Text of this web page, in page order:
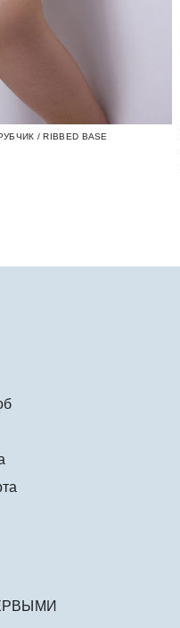
/ RIBBED BASE